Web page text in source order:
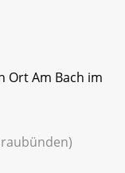
Ort Am Bach im